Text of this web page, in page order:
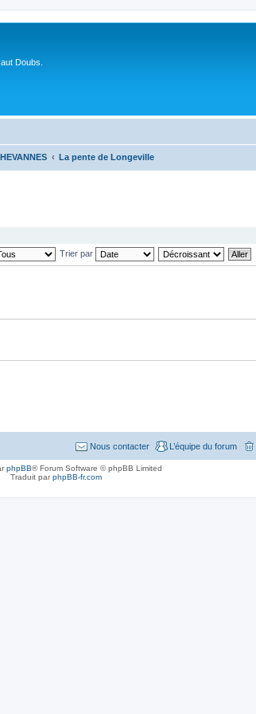
Doubs.
La pente de Longeville
Trier par
L’équipe du forum
Nous contacter
phpBB® Forum Software © phpBB Limited
Traduit parphpBB-fr.com